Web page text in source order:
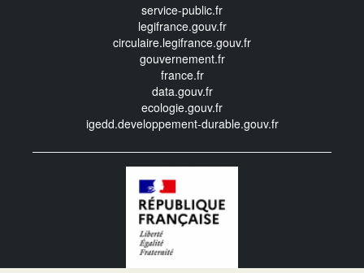
service-public.fr
legifrance.gouv.fr
circulaire.legifrance.gouv.fr
gouvernement.fr
france.fr
data.gouv.fr
ecologie.gouv.fr
igedd.developpement-durable.gouv.fr